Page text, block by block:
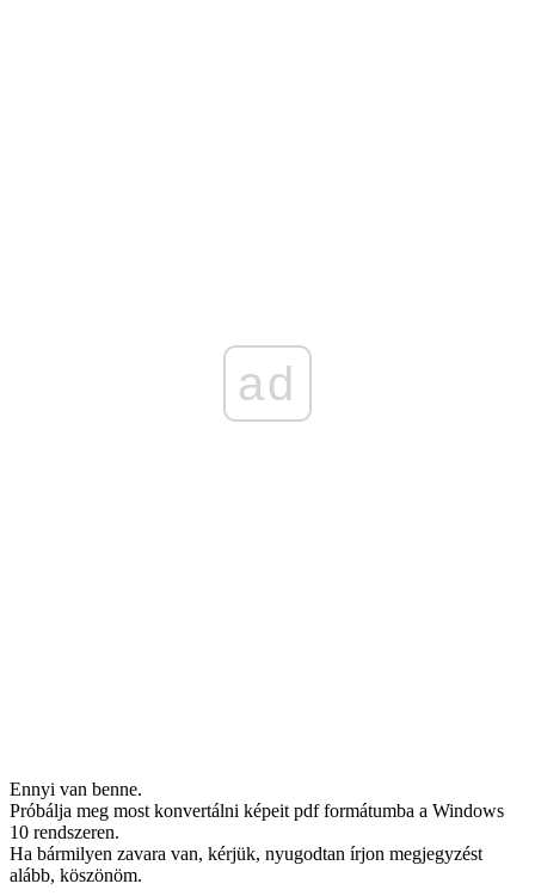
ad
Ennyi van benne.
Próbálja meg most konvertálni képeit pdf formátumba a Windows
10 rendszeren.
Ha bármilyen zavara van, kérjük, nyugodtan írjon megjegyzést
alább, köszönöm.